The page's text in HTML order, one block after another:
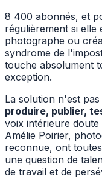
8 400 abonnés, et
régulièrement si elle
photographe ou
syndrome de
touche absolument
exception.
La solution n'est
produire, publier,
voix intérieure doute
Amélie Poirier,
reconnue, ont
une question de
de travail et de